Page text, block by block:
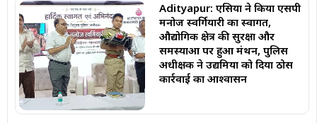
Adityapur: एसिया ने किया एसपी
मनोज स्वर्गियारी का स्वागत,
औद्योगिक क्षेत्र की सुरक्षा और
समस्याओं पर हुआ मंथन, पुलिस
अधीक्षक ने उद्यमियों को दिया ठोस
कार्रवाई का आश्वासन